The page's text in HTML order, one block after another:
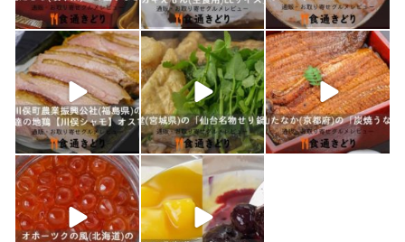
1月 10 1月 9 1月 8
shokutuu_kidori
1月 7
shokutuu_kidori
1月 5
shokutuu_kidori
12月 30
shokutuu_kidori shokutuu_kidori